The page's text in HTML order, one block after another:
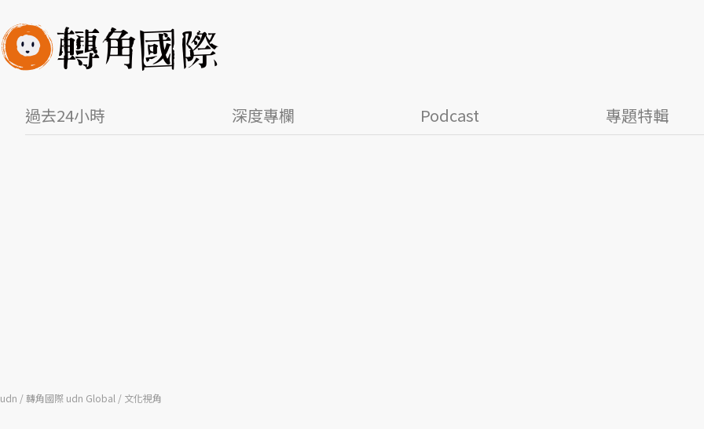
過去24小時 深度專欄 Podcast 專題特輯
udn 轉角國際 udn Global 文化視角